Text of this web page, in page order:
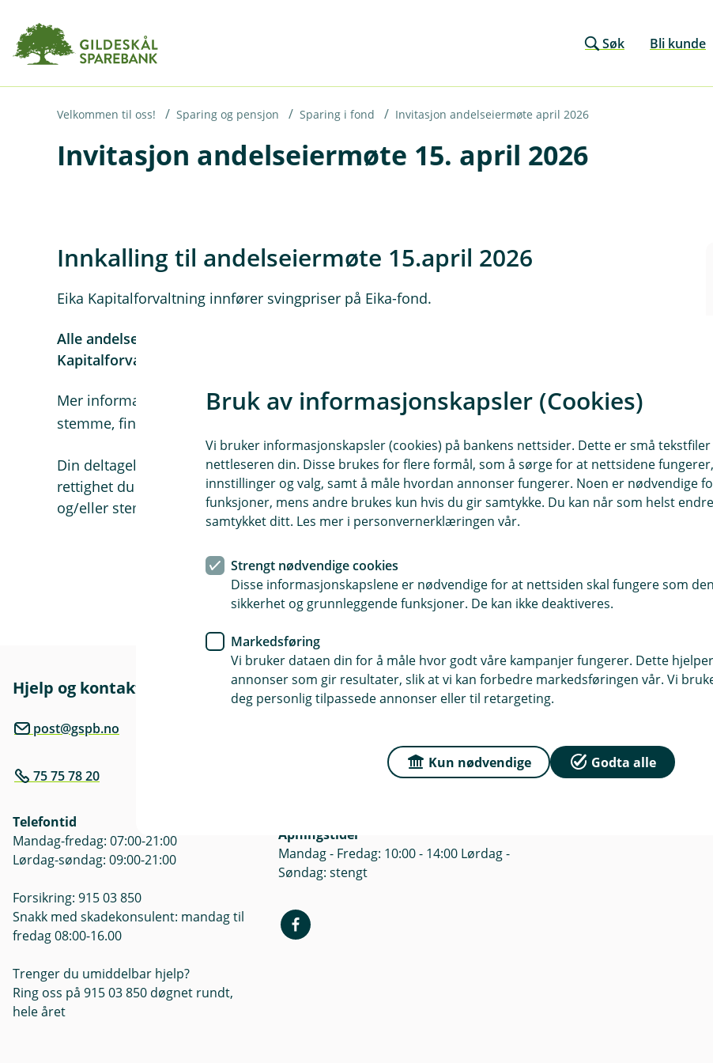
Søk Bli kunde
Velkommen til oss! Sparing og pensjon Sparing i fond Invitasjon andelseiermøte april 2026
Invitasjon andelseiermøte 15. april 2026
Innkalling til andelseiermøte 15.april 2026
Eika Kapitalforvaltning innfører svingpriser på Eika-fond.
Alle andelseiere inviteres til andelseiermøte 15.april 2026 kl. 15:00 hos Eika
Kapitalforvaltning i Parkveien 61, Oslo.
Mer informasjon om svingprising, vedtektsendringene og hvordan du kan
stemme, finner du
Din deltagelse og stemmegivning på andelseiermøte er ingen plikt, men en
rettighet du har som andelsier. Du står derfor fritt til å velge om du vil delta
og/eller stemme på andelseiermøte.
Hjelp og kontakt
post@gspb.no
75 75 78 20
Telefontid
Mandag-fredag: 07:00-21:00
Lørdag-søndag: 09:00-21:00
Forsikring: 915 03 850
Snakk med skadekonsulent: mandag til
fredag 08:00-16.00
Trenger du umiddelbar hjelp?
Ring oss på 915 03 850 døgnet rundt,
hele året
Her finner du oss
Åpningstider
Mandag - Fredag: 10:00 - 14:00 Lørdag -
Søndag: stengt
Om Gildeskål
Om oss
Bruk av informasjonskapsler (Cookies)
Vi bruker informasjonskapsler (cookies) på bankens nettsider. Dette er små
nettleseren din. Disse brukes for flere formål, som å sørge for at nettsidene
innstillinger og valg, samt å måle hvordan annonser fungerer. Noen er nødvendige
funksjoner, mens andre brukes kun hvis du gir samtykke. Du kan når som helst
samtykket ditt. Les mer i personvernerklæringen vår.
Strengt nødvendige cookies
Disse informasjonskapslene er nødvendige for at nettsiden skal fungere som
sikkerhet og grunnleggende funksjoner. De kan ikke deaktiveres.
Markedsføring
Vi bruker dataen din for å måle hvor godt våre kampanjer fungerer. Dette
annonser som gir resultater, slik at vi kan forbedre markedsføringen vår. Vi
deg personlig tilpassede annonser eller til retargeting.
Kun nødvendige Godta alle